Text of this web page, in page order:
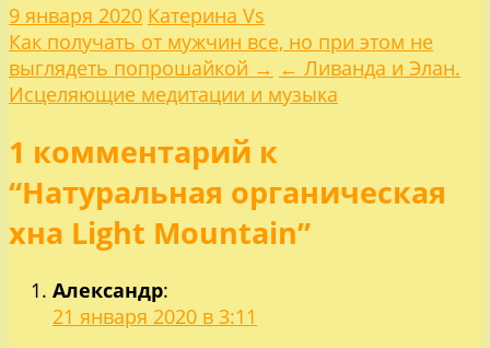
9 января 2020 Катерина Vs
Навигация
по
записям
Как получать от мужчин все, но при этом не
выглядеть попрошайкой → ← Ливанда и Элан.
Исцеляющие медитации и музыка
1 комментарий к
“Натуральная органическая
хна Light Mountain”
Александр:
21 января 2020 в 3:11